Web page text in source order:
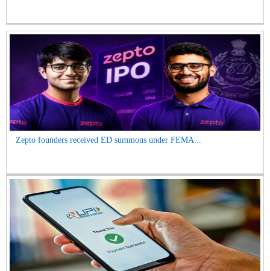
Zepto founders received ED summons under FEMA...